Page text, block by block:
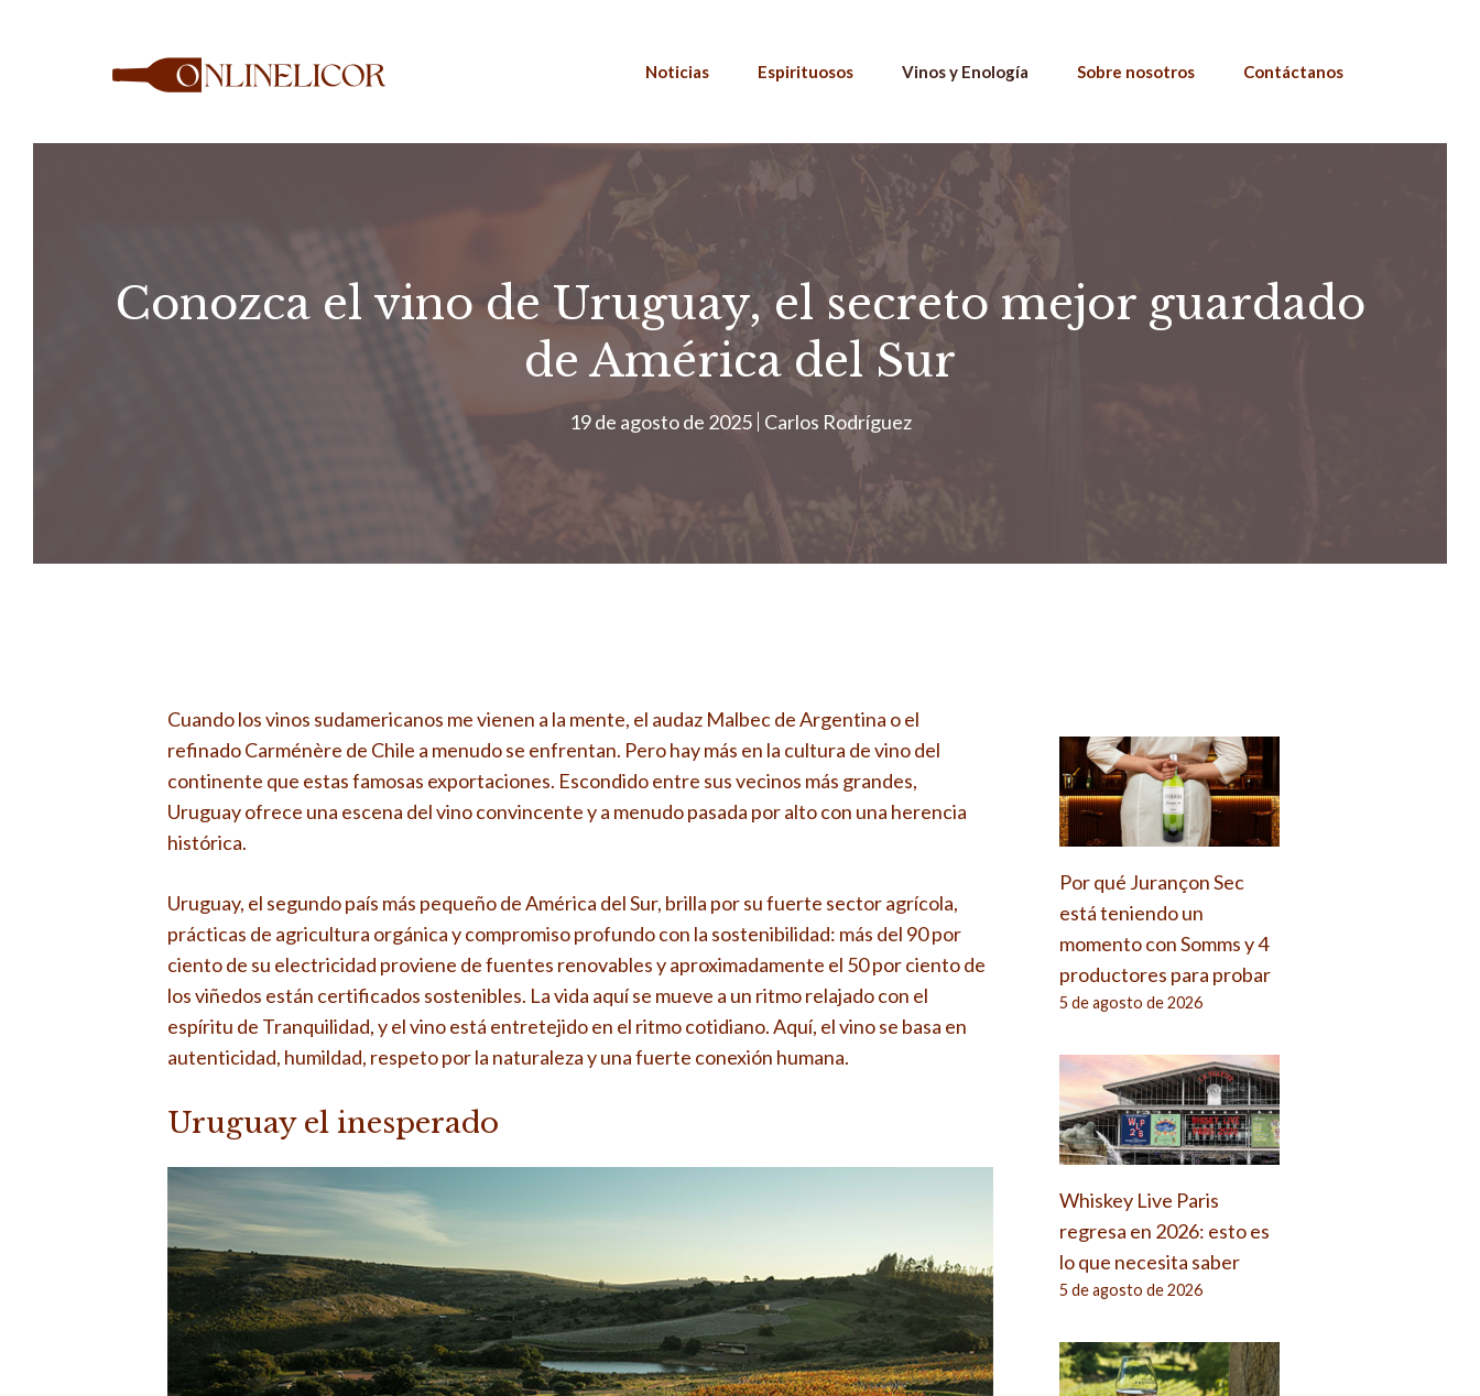
Noticias Espirituosos Vinos y Enología Sobre nosotros Contáctanos
Conozca el vino de Uruguay, el secreto mejor guardado
de América del Sur
19 de agosto de 2025 Carlos Rodríguez
Cuando los vinos sudamericanos me vienen a la mente, el audaz Malbec de Argentina o el
refinado Carménère de Chile a menudo se enfrentan. Pero hay más en la cultura de vino del
continente que estas famosas exportaciones. Escondido entre sus vecinos más grandes,
Uruguay ofrece una escena del vino convincente y a menudo pasada por alto con una herencia
histórica.
Uruguay, el segundo país más pequeño de América del Sur, brilla por su fuerte sector agrícola,
prácticas de agricultura orgánica y compromiso profundo con la sostenibilidad: más del 90 por
ciento de su electricidad proviene de fuentes renovables y aproximadamente el 50 por ciento de
los viñedos están certificados sostenibles. La vida aquí se mueve a un ritmo relajado con el
espíritu de Tranquilidad, y el vino está entretejido en el ritmo cotidiano. Aquí, el vino se basa en
autenticidad, humildad, respeto por la naturaleza y una fuerte conexión humana.
Uruguay el inesperado
Por qué Jurançon Sec
está teniendo un
momento con Somms y 4
productores para probar
5 de agosto de 2026
Whiskey Live Paris
regresa en 2026: esto es
lo que necesita saber
5 de agosto de 2026